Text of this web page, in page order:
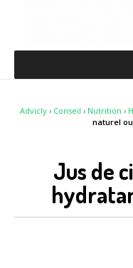
Advicly› Conseil › Nutrition ›
naturel
Jus de